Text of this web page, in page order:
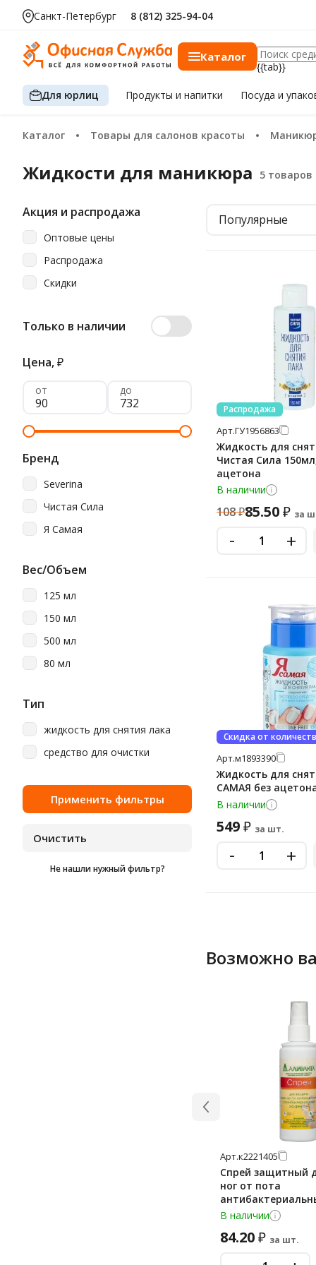
Санкт-Петербург 8 (812) 325-94-04
Каталог
{{tab}}
Для юрлиц Продуктыи напитки Посуда и
Каталог Товары для салонов красоты
Жидкости для маникюра
Акция и распродажа
Оптовые цены
Распродажа
Скидки
Только в наличии
Цена,₽
от до
Бренд
Severina
Чистая Сила
Я Самая
Вес/Объем
125 мл
150 мл
500 мл
80 мл
Тип
жидкость для снятия лака
средство для очистки
Не нашли нужный фильтр?
Популярные
Распродажа
Арт.ГУ1956863
Жидкость для
Чистая Сила
ацетона
В наличии
108₽85.50₽ за
- +
Скидка от
Арт.м1893390
Жидкость для
САМАЯ без
В наличии
549₽ за шт.
- +
Возможно
Арт.к2221405
Спрей защитный
ног от пота
АЛИРАНТА 30005
В наличии
84.20₽ за шт.